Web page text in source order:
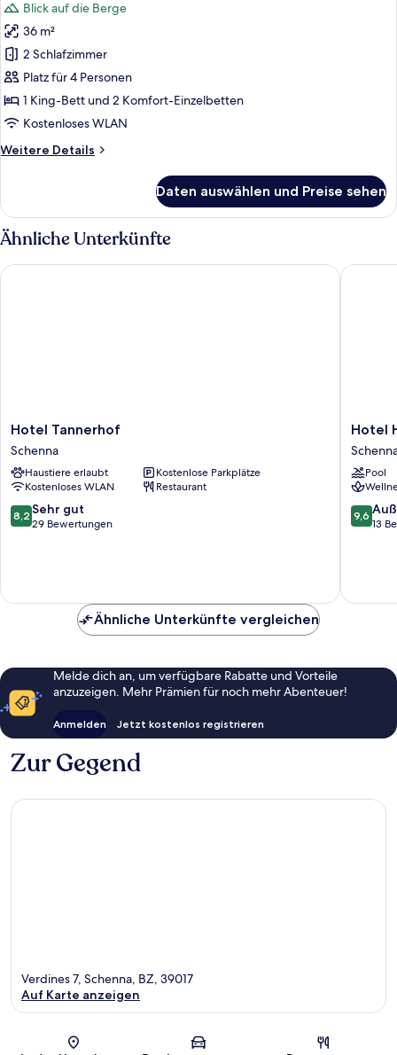
Blick auf die Berge
36 m²
2 Schlafzimmer
Platz für 4 Personen
1 King-Bett und 2 Komfort-Einzelbetten
Kostenloses WLAN
Weitere Details
Weitere
Suite
Daten auswählen und Preise sehen
Ähnliche Unterkünfte
Hotel
Tannerhof
Schenna
Hotel Tannerhof
Schenna
Haustiere erlaubt
Kostenlose Parkplätze
Kostenloses WLAN
Restaurant
8.2
von
Bewertungen
8,2 Sehr gut
29 Bewertungen
Hotel Tannerhof
Hotel
Schenna
Hotel
Pool
9.6
von
9,6
13
Hotel
Ähnliche Unterkünfte vergleichen
Melde dich an, um verfügbare Rabatte und Vorteile
anzuzeigen. Mehr Prämien für noch mehr Abenteuer!
Anmelden Jetzt kostenlos registrieren
Zur Gegend
Karte
Verdines 7, Schenna, BZ, 39017
Auf Karte anzeigen